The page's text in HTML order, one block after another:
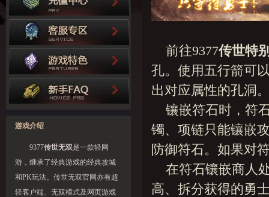
游戏介绍
9377传世无双是一款轻网
游，继承了经典游戏的经典攻城
和PK玩法。传世无双官网亦有超
轻客户端、无双模式及网页游戏
前往9377传世特
孔。使用五行箭可
出对应属性的孔洞
镶嵌符石时，符
镯、项链只能镶嵌
防御符石。如果对
在符石镶嵌商人
高、拆分获得的勇